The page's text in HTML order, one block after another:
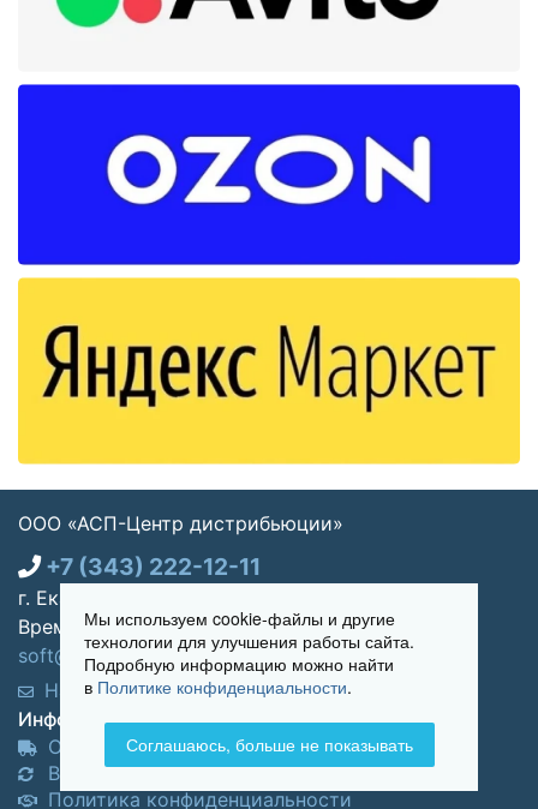
ООО «АСП-Центр дистрибьюции»
+7 (343) 222-12-11
г. Екатеринбург, ул. Щорса 7, офис 270
Время работы: Пн-пт 09:00 - 18:00
soft@asp-partners.ru
Написать нам
Обратный звонок
Информация для покупателей:
Оплата и доставка
Возврат и обмен товара
Политика конфиденциальности
Мы используем cookie-файлы и другие
технологии для улучшения работы сайта.
Подробную информацию можно найти
в Политике конфиденциальности.
Соглашаюсь, больше не показывать